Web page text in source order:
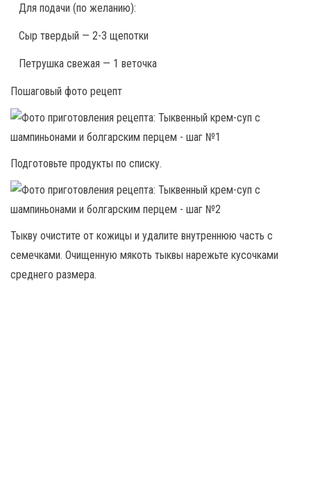
Для подачи (по желанию):
Сыр твердый — 2-3 щепотки
Петрушка свежая — 1 веточка
Пошаговый фото рецепт
Подготовьте продукты по списку.
Тыкву очистите от кожицы и удалите внутреннюю часть с
семечками. Очищенную мякоть тыквы нарежьте кусочками
среднего размера.